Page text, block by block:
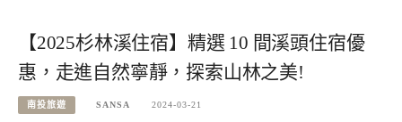
【2025杉林溪住宿】精選 10 間溪頭住宿優
惠，走進自然寧靜，探索山林之美!
南投旅遊 SANSA 2024-03-21